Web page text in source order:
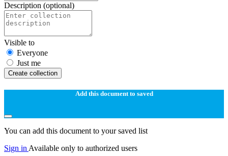
Description (optional)
Visible to
Everyone
Just me
Create collection
Add this document to saved
You can add this document to your saved list
Sign in Available only to authorized users